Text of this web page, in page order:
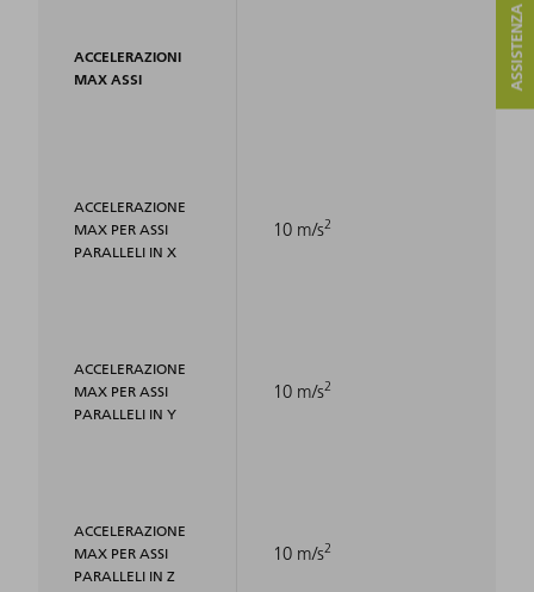
ACCELERAZIONI
MAX ASSI
ACCELERAZIONE
MAX PER ASSI
PARALLELI IN X
ACCELERAZIONE
MAX PER ASSI
PARALLELI IN Y
ACCELERAZIONE
MAX PER ASSI
PARALLELI IN Z
10 m/s2
10 m/s2
10 m/s2